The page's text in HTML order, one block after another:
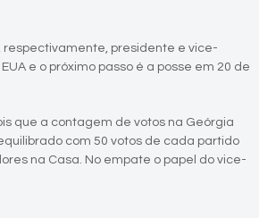
respectivamente, presidente e vice-
e o próximo passo é a posse em 20 de
que a contagem de votos na Geórgia
com 50 votos de cada partido
na Casa. No empate o papel do vice-